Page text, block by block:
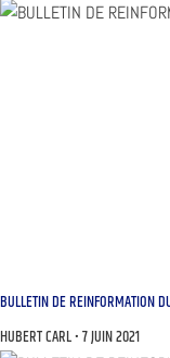
BULLETIN DE REINFORMATION
HUBERT CARL 7 JUIN 2021